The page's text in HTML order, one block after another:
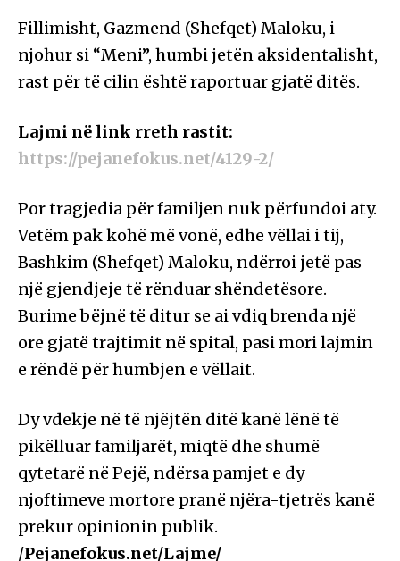
Fillimisht, Gazmend (Shefqet) Maloku, i
njohur si “Meni”, humbi jetën aksidentalisht,
rast për të cilin është raportuar gjatë ditës.
Lajmi në link rreth rastit:
https://pejanefokus.net/4129-2/
Por tragjedia për familjen nuk përfundoi aty.
Vetëm pak kohë më vonë, edhe vëllai i tij,
Bashkim (Shefqet) Maloku, ndërroi jetë pas
një gjendjeje të rënduar shëndetësore.
Burime bëjnë të ditur se ai vdiq brenda një
ore gjatë trajtimit në spital, pasi mori lajmin
e rëndë për humbjen e vëllait.
Dy vdekje në të njëjtën ditë kanë lënë të
pikëlluar familjarët, miqtë dhe shumë
qytetarë në Pejë, ndërsa pamjet e dy
njoftimeve mortore pranë njëra-tjetrës kanë
prekur opinionin publik.
/Pejanefokus.net/Lajme/